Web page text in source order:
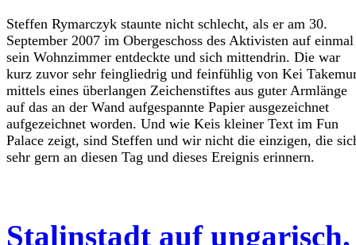
Steffen Rymarczyk staunte nicht schlecht, als er am 30.
September 2007 im Obergeschoss des Aktivisten auf einmal
sein Wohnzimmer entdeckte und sich mittendrin. Die war
kurz zuvor sehr feingliedrig und feinfühlig von Kei
mittels eines überlangen Zeichenstiftes aus guter Armlänge
auf das an der Wand aufgespannte Papier ausgezeichnet
aufgezeichnet worden. Und wie Keis kleiner Text im Fun
Palace zeigt, sind Steffen und wir nicht die einzigen, die
sehr gern an diesen Tag und dieses Ereignis erinnern.
Stalinstadt auf